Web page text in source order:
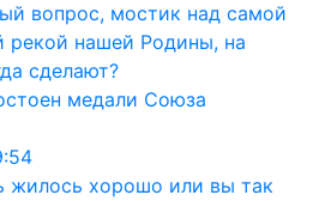
вопрос, мостик над самой
рекой нашей Родины, на
сделают?
медали Союза
жилось хорошо или вы так